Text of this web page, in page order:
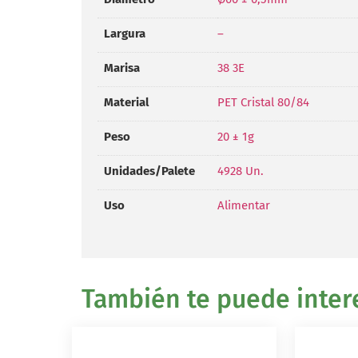
Largura –
Marisa 38 3E
Material PET Cristal 80/84
Peso 20 ± 1g
Unidades/Palete 4928 Un.
Uso Alimentar
También te puede